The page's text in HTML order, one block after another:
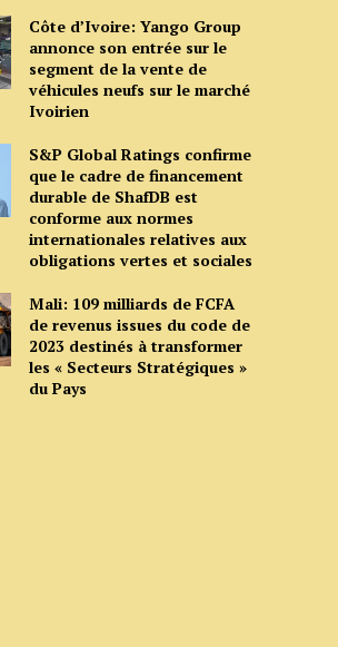
Côte d’Ivoire: Yango Group
annonce son entrée sur le
segment de la vente de
véhicules neufs sur le marché
Ivoirien
S&P Global Ratings confirme
que le cadre de financement
durable de ShafDB est
conforme aux normes
internationales relatives aux
obligations vertes et sociales
Mali: 109 milliards de FCFA
de revenus issues du code de
2023 destinés à transformer
les « Secteurs Stratégiques »
du Pays